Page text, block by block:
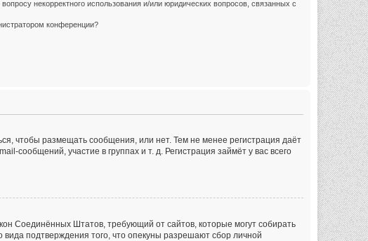
некорректного использования и/или юридических вопросов, связанных с
конференции?
чтобы размещать сообщения, или нет. Тем не менее регистрация даёт
участие в группах и т. д. Регистрация займёт у вас всего
Соединённых Штатов, требующий от сайтов, которые могут собирать
подтверждения того, что опекуны разрешают сбор личной